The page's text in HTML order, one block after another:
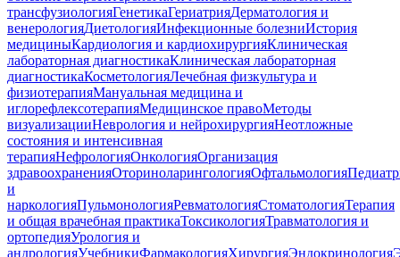
трансфузиологияГенетикаГериатрияДерматология и
венерологияДиетологияИнфекционные болезниИстория
медициныКардиология и кардиохирургияКлиническая
лабораторная диагностикаКлиническая лабораторная
диагностикаКосметологияЛечебная физкультура и
физиотерапияМануальная медицина и
иглорефлексотерапияМедицинское правоМетоды
визуализацииНеврология и нейрохирургияНеотложные
состояния и интенсивная
терапияНефрологияОнкологияОрганизация
здравоохраненияОториноларингологияОфтальмология
и
наркологияПульмонологияРевматологияСтоматологияТерапия
и общая врачебная практикаТоксикологияТравматология и
ортопедияУрология и
андрологияУчебникиФармакологияХирургияЭндокринология